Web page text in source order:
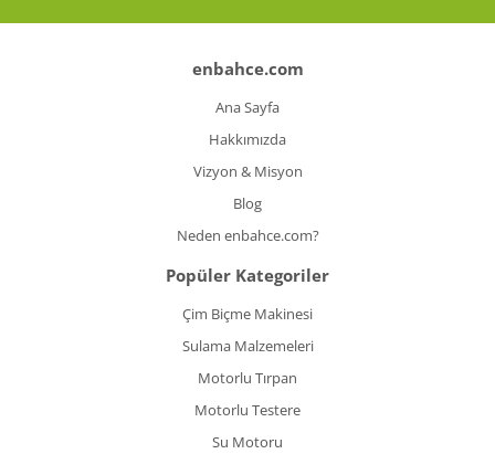
enbahce.com
Ana Sayfa
Hakkımızda
Vizyon & Misyon
Blog
Neden enbahce.com?
Popüler Kategoriler
Çim Biçme Makinesi
Sulama Malzemeleri
Motorlu Tırpan
Motorlu Testere
Su Motoru